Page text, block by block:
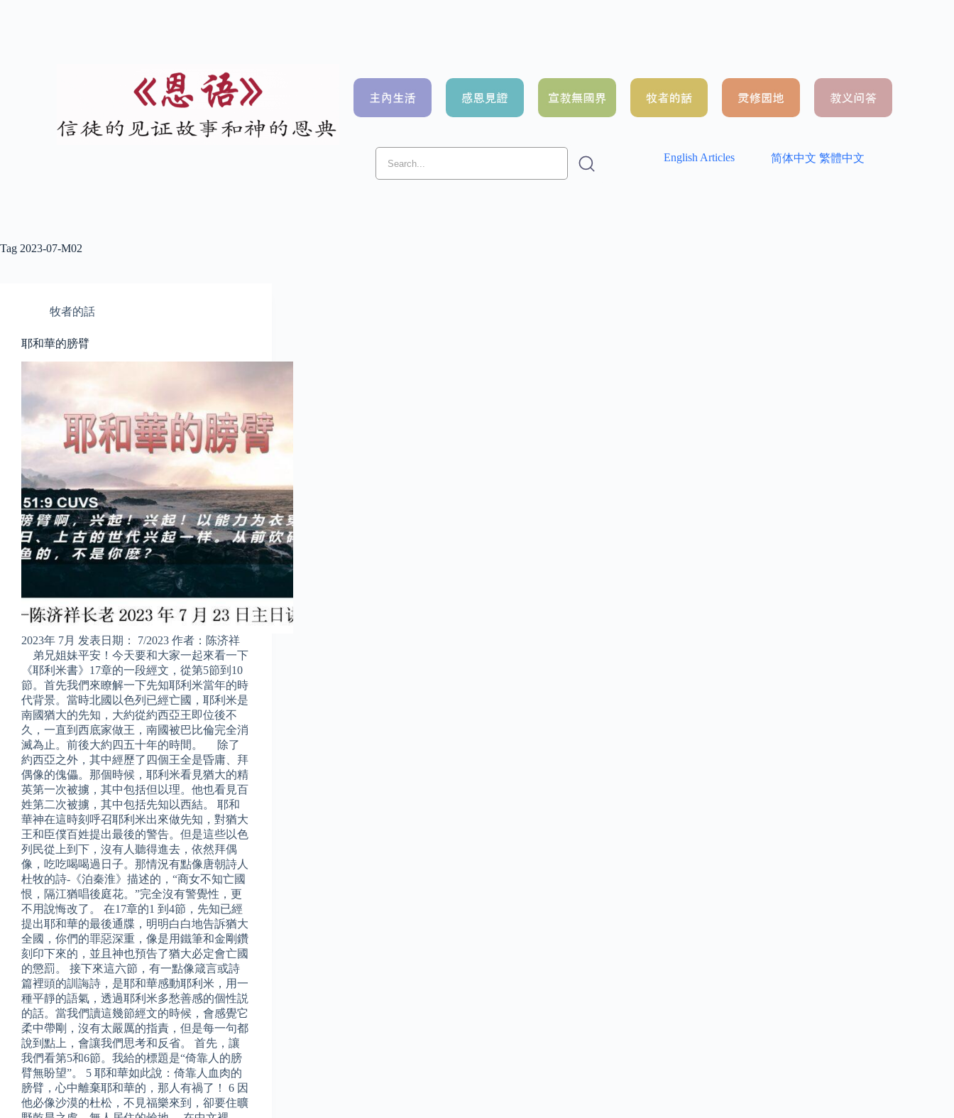
English Articles 简体中文 繁體中文
Tag 2023-07-M02
牧者的話
耶和華的膀臂
2023年 7月 发表日期： 7/2023 作者：陈济祥
弟兄姐妹平安！今天要和大家一起來看一下
《耶利米書》17章的一段經文，從第5節到10
節。首先我們來瞭解一下先知耶利米當年的時
代背景。當時北國以色列已經亡國，耶利米是
南國猶大的先知，大約從約西亞王即位後不
久，一直到西底家做王，南國被巴比倫完全消
滅為止。前後大約四五十年的時間。 除了
約西亞之外，其中經歷了四個王全是昏庸、拜
偶像的傀儡。那個時候，耶利米看見猶大的精
英第一次被擄，其中包括但以理。他也看見百
姓第二次被擄，其中包括先知以西結。 耶和
華神在這時刻呼召耶利米出來做先知，對猶大
王和臣僕百姓提出最後的警告。但是這些以色
列民從上到下，沒有人聽得進去，依然拜偶
像，吃吃喝喝過日子。那情況有點像唐朝詩人
杜牧的詩-《泊秦淮》描述的，“商女不知亡國
恨，隔江猶唱後庭花。”完全沒有警覺性，更
不用說悔改了。 在17章的1 到4節，先知已經
提出耶和華的最後通牒，明明白白地告訴猶大
全國，你們的罪惡深重，像是用鐵筆和金剛鑽
刻印下來的，並且神也預告了猶大必定會亡國
的懲罰。 接下來這六節，有一點像箴言或詩
篇裡頭的訓誨詩，是耶和華感動耶利米，用一
種平靜的語氣，透過耶利米多愁善感的個性説
的話。當我們讀這幾節經文的時候，會感覺它
柔中帶剛，沒有太嚴厲的指責，但是每一句都
說到點上，會讓我們思考和反省。 首先，讓
我們看第5和6節。我給的標題是“倚靠人的膀
臂無盼望”。 5 耶和華如此說：倚靠人血肉的
膀臂，心中離棄耶和華的，那人有禍了！ 6 因
他必像沙漠的杜松，不見福樂來到，卻要住曠